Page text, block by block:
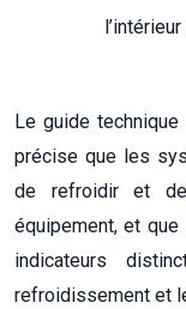
Le guide
précise que les
de refroidir et
équipement, et
indicateurs
refroidissement et